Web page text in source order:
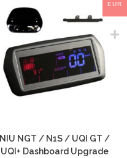
NIU NGT / N1S / UQI GT /
UQI+ Dashboard Upgrade
EUR